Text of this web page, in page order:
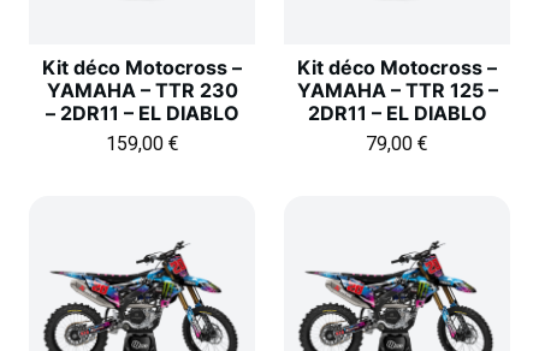
Kit déco Motocross –
YAMAHA – TTR 230
– 2DR11 – EL DIABLO
159,00 €
Kit déco Motocross –
YAMAHA – TTR 125 –
2DR11 – EL DIABLO
79,00 €